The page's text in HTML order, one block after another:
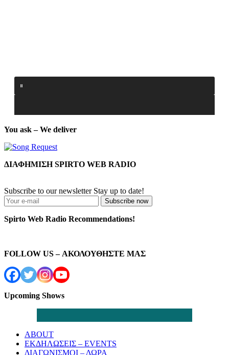
You ask – We deliver
ΔΙΑΦΗΜΙΣΗ SPIRTO WEB RADIO
Subscribe to our newsletter Stay up to date!
Subscribe now
Spirto Web Radio Recommendations!
FOLLOW US – ΑΚΟΛΟΥΘΗΣΤΕ ΜΑΣ
Upcoming Shows
ABOUT
ΕΚΔΗΛΩΣΕΙΣ – EVENTS
ΔΙΑΓΩΝΙΣΜΟΙ – ΔΩΡΑ